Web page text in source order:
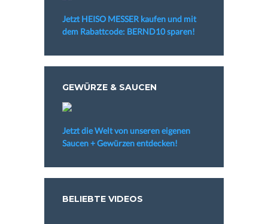
Jetzt HEISO MESSER kaufen und mit
dem Rabattcode: BERND10 sparen!
GEWÜRZE & SAUCEN
Jetzt die Welt von unseren eigenen
Saucen + Gewürzen entdecken!
BELIEBTE VIDEOS